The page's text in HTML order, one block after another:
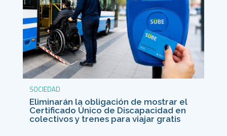
SOCIEDAD
Eliminarán la obligación de mostrar el
Certificado Único de Discapacidad en
colectivos y trenes para viajar gratis